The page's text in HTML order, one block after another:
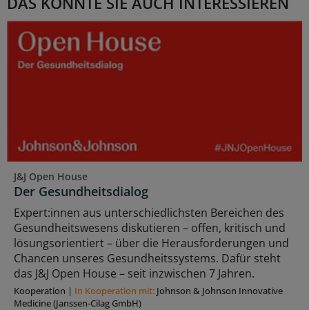
J&J Open House
Der Gesundheitsdialog
Expert:innen aus unterschiedlichsten Bereichen des
Gesundheitswesens diskutieren – offen, kritisch und
lösungsorientiert – über die Herausforderungen und
Chancen unseres Gesundheitssystems. Dafür steht
das J&J Open House – seit inzwischen 7 Jahren.
Kooperation | In Kooperation mit: Johnson & Johnson Innovative
Medicine (Janssen-Cilag GmbH)